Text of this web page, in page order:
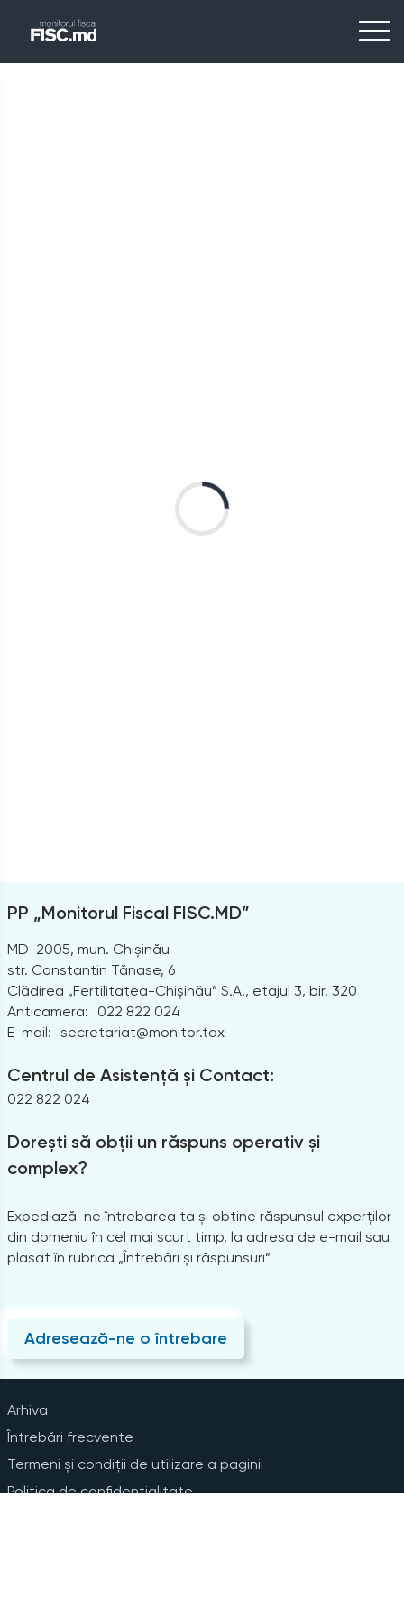
PP „Monitorul Fiscal FISC.MD”
MD-2005, mun. Chișinău
str. Constantin Tănase, 6
Clădirea „Fertilitatea-Chișinău” S.A., etajul 3, bir. 320
Anticamera:
022 822 024
E-mail: secretariat@monitor.tax
Centrul de Asistență și Contact:
022 822 024
Dorești să obții un răspuns operativ și
complex?
Expediază-ne întrebarea ta și obține răspunsul experților
din domeniu în cel mai scurt timp, la adresa de e-mail sau
plasat în rubrica „Întrebări și răspunsuri”
Adresează-ne o întrebare
Arhiva
Întrebări frecvente
Termeni și condiții de utilizare a paginii
Politica de confidențialitate